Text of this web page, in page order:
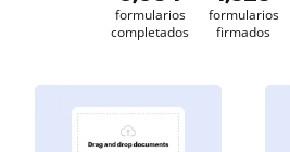
formularios
completados
formularios
firmados